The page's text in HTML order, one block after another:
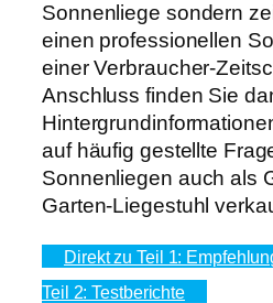
Sonnenliege sondern
einen professionellen
einer Verbraucher-
Anschluss finden Sie
auf häufig gestellte
Sonnenliegen auch als
Garten-Liegestuhl
Direkt zu Teil 1:
Teil 2: Testberichte